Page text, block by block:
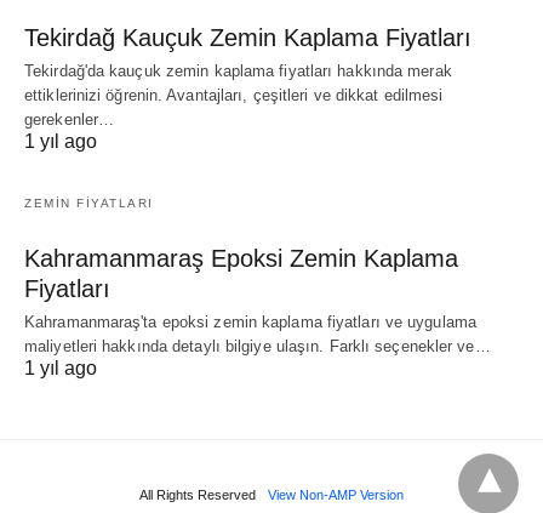
Tekirdağ Kauçuk Zemin Kaplama Fiyatları
Tekirdağ'da kauçuk zemin kaplama fiyatları hakkında merak
ettiklerinizi öğrenin. Avantajları, çeşitleri ve dikkat edilmesi
gerekenler…
1 yıl ago
ZEMIN FIYATLARI
Kahramanmaraş Epoksi Zemin Kaplama
Fiyatları
Kahramanmaraş'ta epoksi zemin kaplama fiyatları ve uygulama
maliyetleri hakkında detaylı bilgiye ulaşın. Farklı seçenekler ve…
1 yıl ago
All Rights Reserved View Non-AMP Version